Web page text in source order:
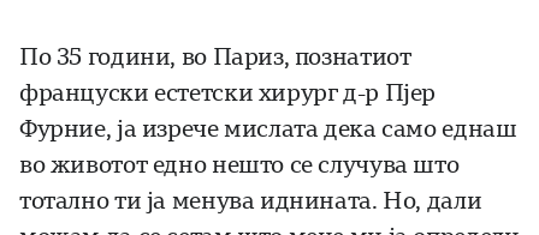
По 35 години, во Париз, познатиот
француски естетски хирург д-р Пјер
Фурние, ја изрече мислата дека само еднаш
во животот едно нешто се случува што
тотално ти ја менува иднината. Но, дали